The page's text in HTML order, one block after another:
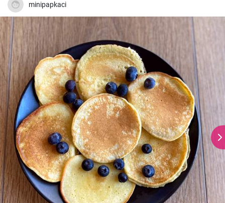
minipapkaci